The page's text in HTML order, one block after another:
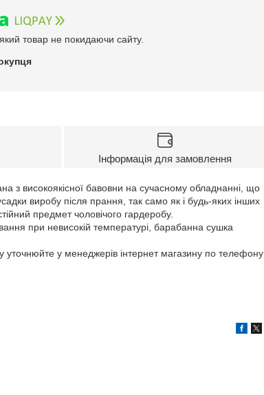
товар не покидаючи сайту.
Інформація для замовлення
з високоякісної бавовни на сучасному обладнанні, що
виробу після прання, так само як і будь-яких інших
предмет чоловічого гардеробу.
при невисокій температурі, барабанна сушка
уточнюйте у менеджерів інтернет магазину по телефону